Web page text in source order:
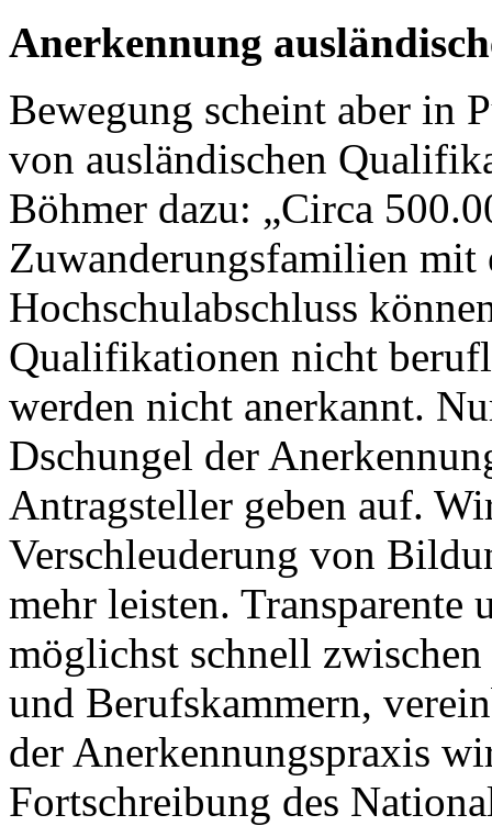
Anerkennung
Bewegung scheint aber in
von ausländischen
Böhmer dazu: „Circa
Zuwanderungsfamilien
Hochschulabschluss
Qualifikationen nicht
werden nicht anerkannt.
Dschungel der
Antragsteller geben auf.
Verschleuderung von
mehr leisten. Transparente
möglichst schnell
und Berufskammern,
der Anerkennungspraxis
Fortschreibung des